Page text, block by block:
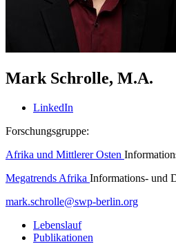
Mark Schrolle, M.A.
LinkedIn
Forschungsgruppe:
Afrika und Mittlerer Osten
Megatrends Afrika Informations- und
mark.schrolle@swp-berlin.org
Lebenslauf
Publikationen